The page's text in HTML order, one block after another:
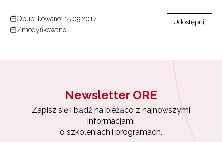
Opublikowano: 15.09.2017
Zmodyfikowano:
Udostępnij
Newsletter ORE
Zapisz się i bądź na bieżąco z najnowszymi
informacjami
o szkoleniach i programach.